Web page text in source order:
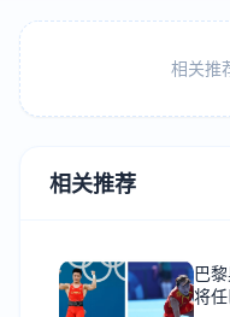
相关推
相关推荐
巴
将